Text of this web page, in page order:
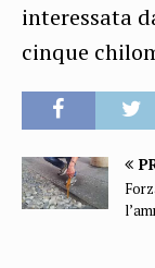
interessata
cinque